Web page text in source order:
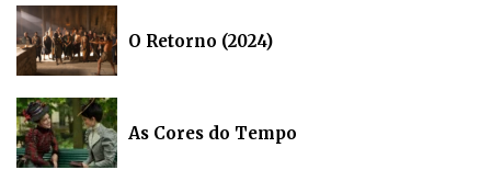
O Retorno (2024)
As Cores do Tempo